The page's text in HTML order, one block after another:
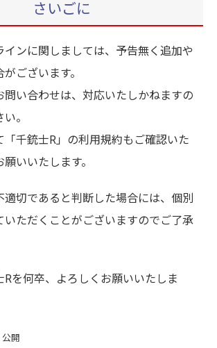
さいごに
インに関しましては、予告無く追加や
ございます。
問い合わせは、対応いたしかねますの
。
「千銃士R」の利用規約もご確認いた
いいたします。
適切であると判断した場合には、個別
いただくことがございますのでご了承
Rを何卒、よろしくお願いいたしま
開